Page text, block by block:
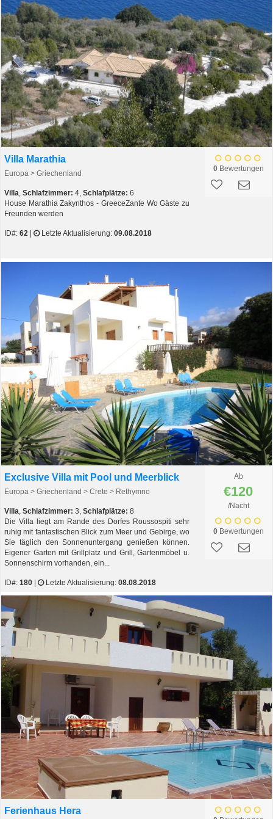
Villa Marathia
Europa > Griechenland
Villa, Schlafzimmer: 4, Schlafplätze: 6
House Marathia Zakynthos - GreeceZante Wo Gäste zu
Freunden werden
ID#: 62 Letzte Aktualisierung: 09.08.2018
0Bewertungen
Exclusive Villa mit Pool und Meerblick
Europa > Griechenland > Crete > Rethymno
Villa, Schlafzimmer: 3, Schlafplätze: 8
Die Villa liegt am Rande des Dorfes Roussospiti sehr
ruhig mit fantastischen Blick zum Meer und Gebirge, wo
Sie täglich den Sonnenuntergang genießen können.
Eigener Garten mit Grillplatz und Grill, Gartenmöbel u.
Sonnenschirm vorhanden, ein...
ID#: 180 Letzte Aktualisierung: 08.08.2018
Ab
€120
/Nacht
0Bewertungen
Ferienhaus Hera